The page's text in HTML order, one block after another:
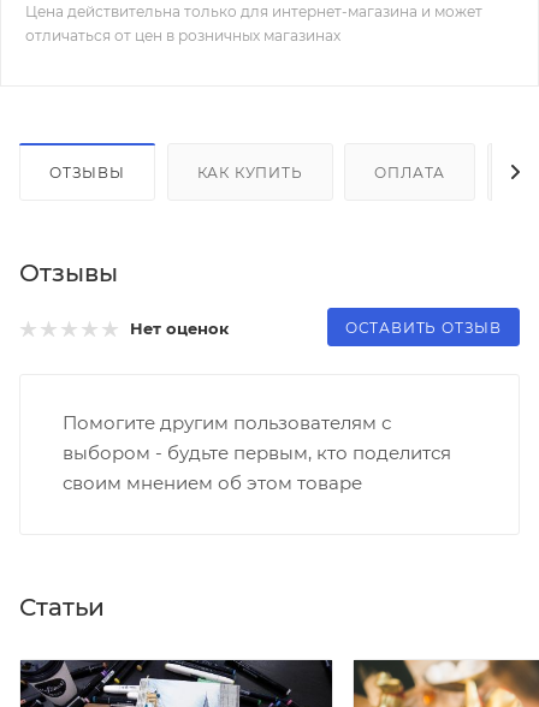
Цена действительна только для интернет-магазина и может
отличаться от цен в розничных магазинах
ОТЗЫВЫ КАК КУПИТЬ ОПЛАТА
Отзывы
Нет оценок ОСТАВИТЬ ОТЗЫВ
Помогите другим пользователям с
выбором - будьте первым, кто поделится
своим мнением об этом товаре
Статьи